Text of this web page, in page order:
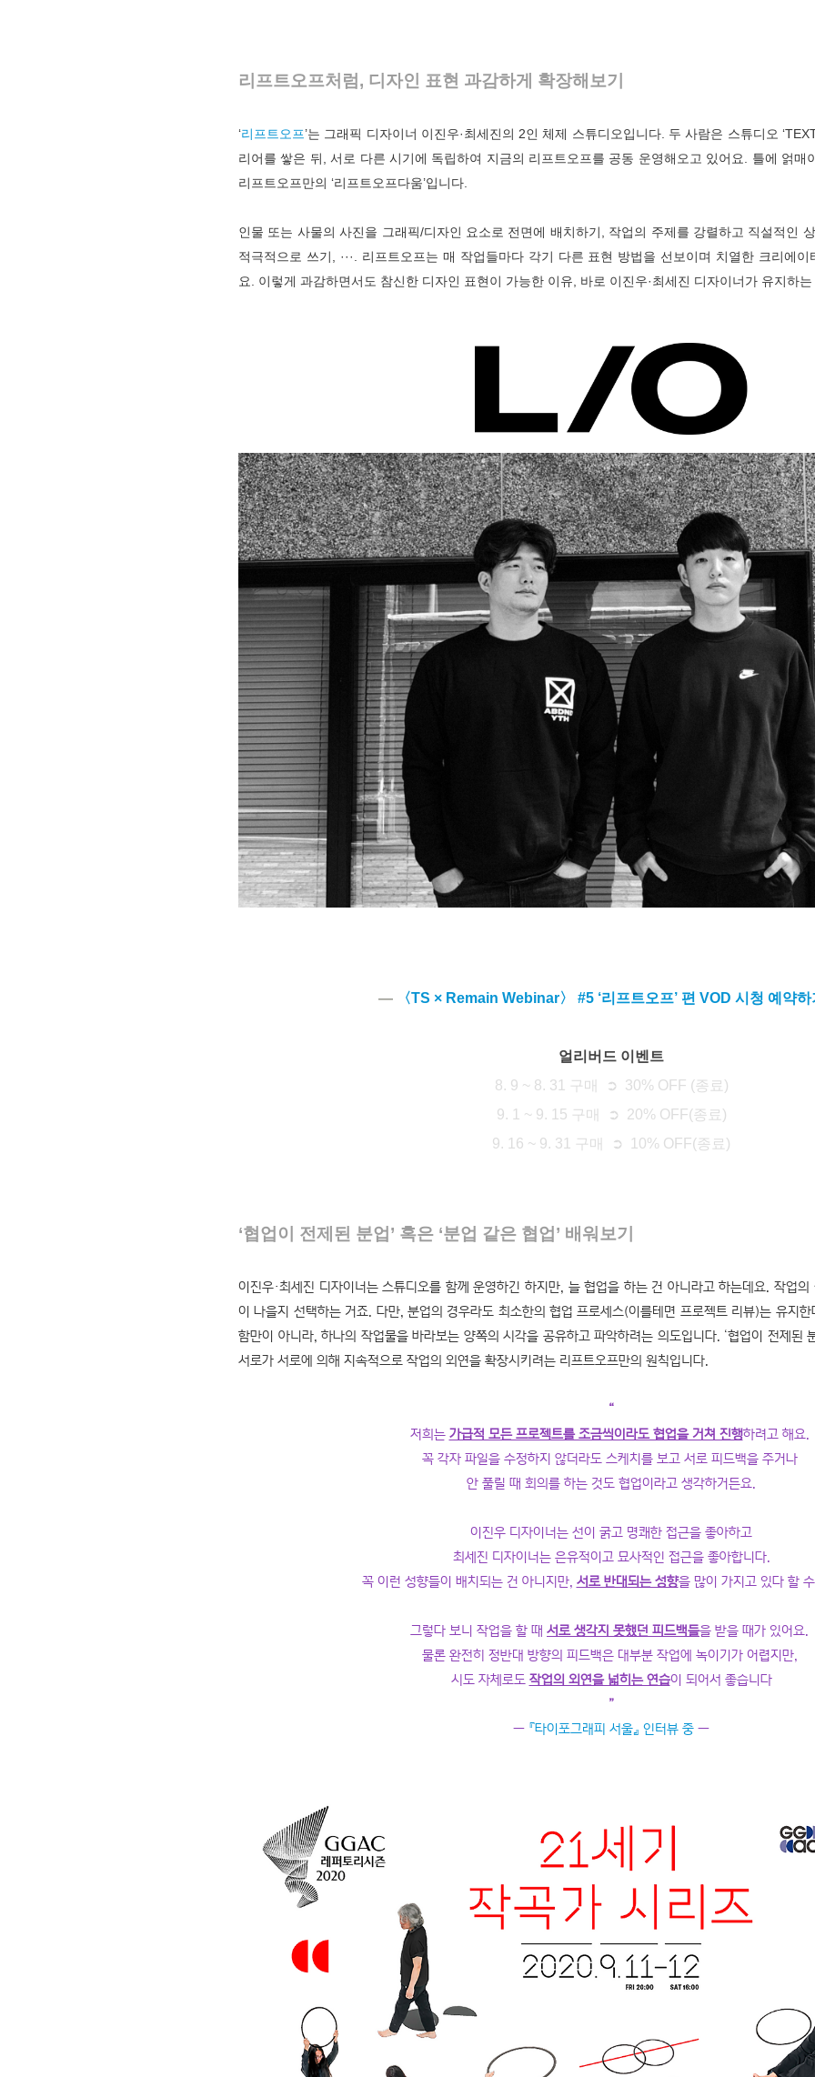
리프트오프처럼, 디자인 표현 과감하게 확장해보기
‘리프트오프’는 그래픽 디자이너 이진우·최세진의 2인 체제 스튜디오입니다. 두 사람은 스튜디오
리어를 쌓은 뒤, 서로 다른 시기에 독립하여 지금의 리프트오프를 공동 운영해오고 있어요. 틀에 얽매
리프트오프만의 ‘리프트오프다움’입니다.
인물 또는 사물의 사진을 그래픽/디자인 요소로 전면에 배치하기, 작업의 주제를 강렬하고 직설적인
적극적으로 쓰기, ···. 리프트오프는 매 작업들마다 각기 다른 표현 방법을 선보이며 치열한 크리에
요. 이렇게 과감하면서도 참신한 디자인 표현이 가능한 이유, 바로 이진우·최세진 디자이너가 유지하
― 〈TS × Remain Webinar〉 #5 ‘리프트오프’ 편 VOD 시청 예약하
얼리버드 이벤트
8. 9 ~ 8. 31 구매 ➲ 30% OFF (종료)
9. 1 ~ 9. 15 구매 ➲ 20% OFF(종료)
9. 16 ~ 9. 31 구매 ➲ 10% OFF(종료)
‘협업이 전제된 분업’ 혹은 ‘분업 같은 협업’ 배워보기
이진우·최세진 디자이너는 스튜디오를 함께 운영하긴 하지만, 늘 협업을 하는 건 아니라고 하는데요. 작업
이 나을지 선택하는 거죠. 다만, 분업의 경우라도 최소한의 협업 프로세스(이를테면 프로젝트 리뷰)는 유지
함만이 아니라, 하나의 작업물을 바라보는 양쪽의 시각을 공유하고 파악하려는 의도입니다. ‘협업이 전제된
서로가 서로에 의해 지속적으로 작업의 외연을 확장시키려는 리프트오프만의 원칙입니다
“
저희는 가급적 모든 프로젝트를 조금씩이라도 협업을 거쳐 진행하려고 해요.
꼭 각자 파일을 수정하지 않더라도 스케치를 보고 서로 피드백을 주거나
안 풀릴 때 회의를 하는 것도 협업이라고 생각하거든요.
이진우 디자이너는 선이 굵고 명쾌한 접근을 좋아하고
최세진 디자이너는 은유적이고 묘사적인 접근을 좋아합니다.
꼭 이런 성향들이 배치되는 건 아니지만, 서로 반대되는 성향을 많이 가지고 있다 할
그렇다 보니 작업을 할 때 서로 생각지 못했던 피드백들을 받을 때가 있어요.
물론 완전히 정반대 방향의 피드백은 대부분 작업에 녹이기가 어렵지만,
시도 자체로도 작업의 외연을 넓히는 연습이 되어서 좋습니다
”
― 『타이포그래피 서울』 인터뷰 중 ―